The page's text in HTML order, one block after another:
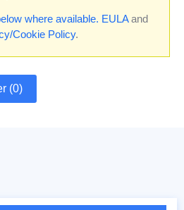
where available. EULAand
Cookie Policy.
(0)